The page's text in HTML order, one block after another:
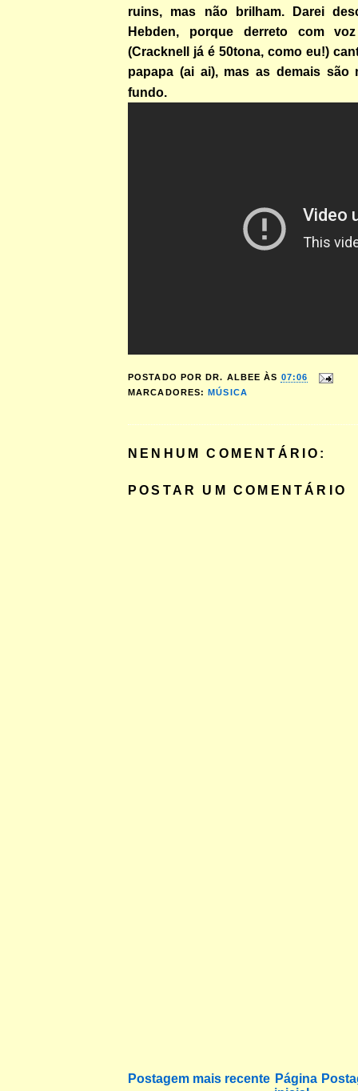
ruins, mas não brilham. Darei
Hebden, porque derreto com
(Cracknell já é 50tona, como eu!)
papapa (ai ai), mas as demais são
fundo.
POSTADO POR DR. ALBEE ÀS 07:06
MARCADORES:MÚSICA
NENHUM COMENTÁRIO:
POSTAR UM COMENTÁRIO
Postagem mais recente Página